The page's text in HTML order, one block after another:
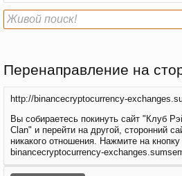
Перенаправление на
http://binancecryptocurrency-
Вы собираетесь покинуть сайт "Клуб
Clan" и перейти на другой, сторонний
никакого отношения. Нажмите на
binancecryptocurrency-